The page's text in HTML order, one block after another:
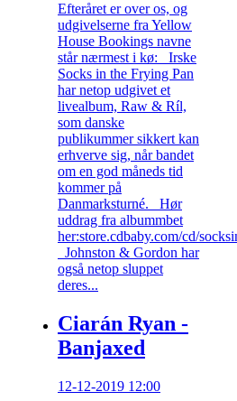
Efteråret er over os, og
udgivelserne fra Yellow
House Bookings navne
står nærmest i kø: Irske
Socks in the Frying Pan
har netop udgivet et
livealbum, Raw & Ríl,
som danske
publikummer sikkert kan
erhverve sig, når bandet
om en god måneds tid
kommer på
Danmarksturné. Hør
uddrag fra albummbet
her:store.cdbaby.com/cd/
Johnston & Gordon har
også netop sluppet
deres...
Ciarán Ryan -
Banjaxed
12-12-2019 12:00